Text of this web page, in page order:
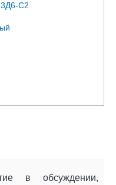
С2
в обсуждении,